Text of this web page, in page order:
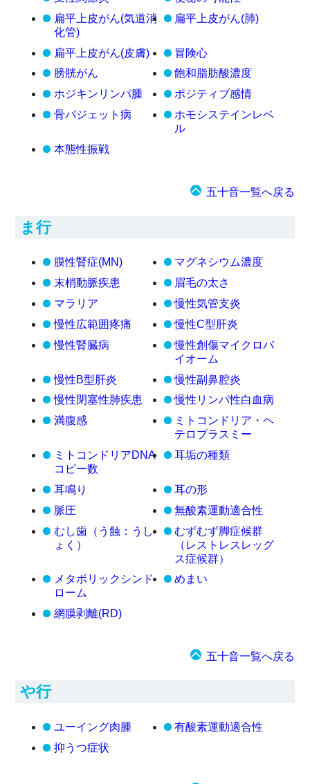
扁平上皮がん(気道消
化管)
扁平上皮がん(肺)
扁平上皮がん(皮膚)
冒険心
膀胱がん
飽和脂肪酸濃度
ホジキンリンパ腫
ポジティブ感情
骨パジェット病
ホモシステインレベ
ル
本態性振戦
五十音一覧へ戻る
ま行
膜性腎症(MN)
マグネシウム濃度
末梢動脈疾患
眉毛の太さ
マラリア
慢性気管支炎
慢性広範囲疼痛
慢性C型肝炎
慢性腎臓病
慢性創傷マイクロバ
イオーム
慢性B型肝炎
慢性副鼻腔炎
慢性閉塞性肺疾患
慢性リンパ性白血病
満腹感
ミトコンドリア・ヘ
テロプラスミー
ミトコンドリアDNA
コピー数
耳垢の種類
耳鳴り
耳の形
脈圧
無酸素運動適合性
むし歯（う蝕：うし
ょく）
むずむず脚症候群
（レストレスレッグ
ス症候群）
メタボリックシンド
ローム
めまい
網膜剥離(RD)
五十音一覧へ戻る
や行
ユーイング肉腫
有酸素運動適合性
抑うつ症状